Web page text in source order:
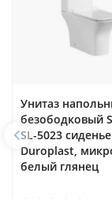
Унитаз
безободковый
SL-5023 сиденье
Duroplast,
белый глянец